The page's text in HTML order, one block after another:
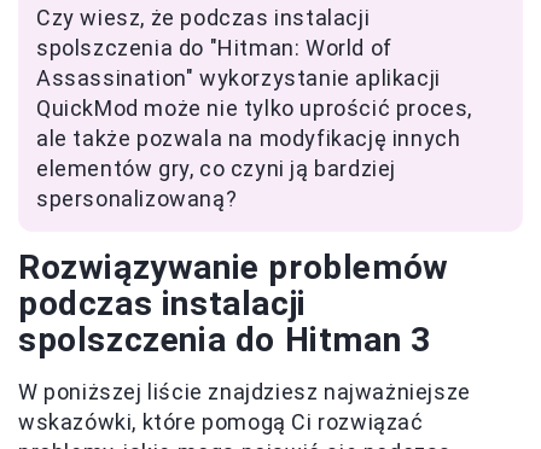
Czy wiesz, że podczas instalacji
spolszczenia do "Hitman: World of
Assassination" wykorzystanie aplikacji
QuickMod może nie tylko uprościć proces,
ale także pozwala na modyfikację innych
elementów gry, co czyni ją bardziej
spersonalizowaną?
Rozwiązywanie problemów
podczas instalacji
spolszczenia do Hitman 3
W poniższej liście znajdziesz najważniejsze
wskazówki, które pomogą Ci rozwiązać